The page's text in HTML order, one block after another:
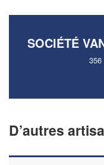
SOCIÉTÉ
356
D’autres